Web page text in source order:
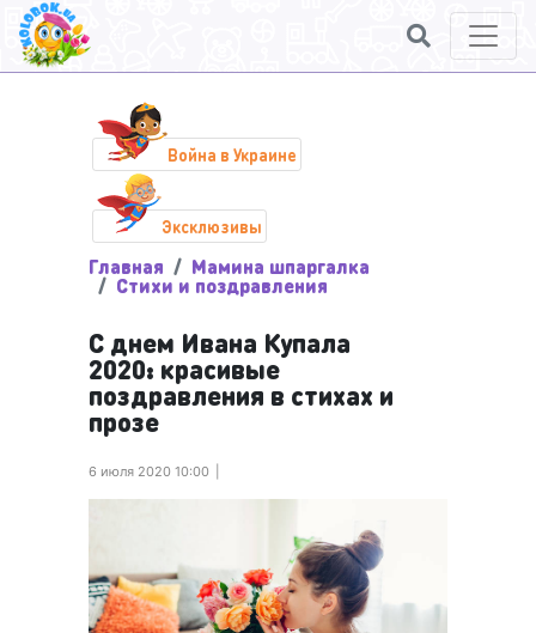
Война в Украине
Эксклюзивы
Главная Мамина шпаргалка
Стихи и поздравления
С днем Ивана Купала
2020: красивые
поздравления в стихах и
прозе
6 июля 2020 10:00